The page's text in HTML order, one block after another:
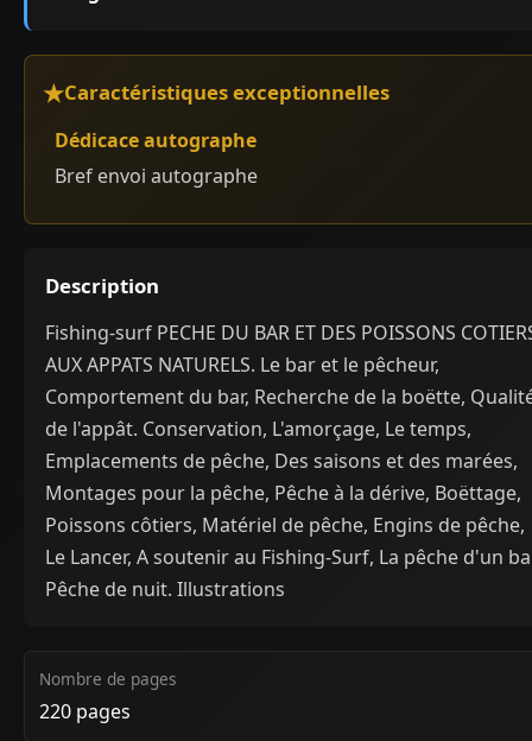
Caractéristiques exceptionnelles
Dédicace autographe
Bref envoi autographe
Description
Fishing-surf PECHE DU BAR ET DES POISSONS
AUX APPATS NATURELS. Le bar et le pêcheur,
Comportement du bar, Recherche de la boëtte,
de l'appât. Conservation, L'amorçage, Le temps,
Emplacements de pêche, Des saisons et des marées,
Montages pour la pêche, Pêche à la dérive, Boëttage,
Poissons côtiers, Matériel de pêche, Engins de pêche,
Le Lancer, A soutenir au Fishing-Surf, La pêche d'un
Pêche de nuit. Illustrations
Nombre de pages
220 pages